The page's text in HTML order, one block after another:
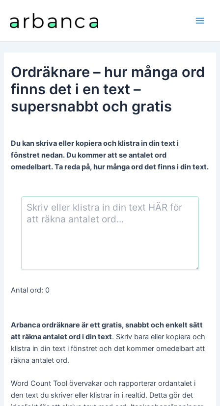
innehåll
Ordräknare – hur många ord
finns det i en text –
supersnabbt och gratis
Du kan skriva eller kopiera och klistra in din text i
fönstret nedan. Du kommer att se antalet ord
omedelbart. Ta reda på, hur många ord det finns i din text.
Antal ord: 0
Arbanca ordräknare är ett gratis, snabbt och enkelt sätt
att räkna antalet ord i din text. Skriv bara eller kopiera och
klistra in din text i fönstret och det kommer omedelbart att
räkna antalet ord.
Word Count Tool övervakar och rapporterar ordantalet i
den text du skriver eller klistrar in i realtid. Detta gör det